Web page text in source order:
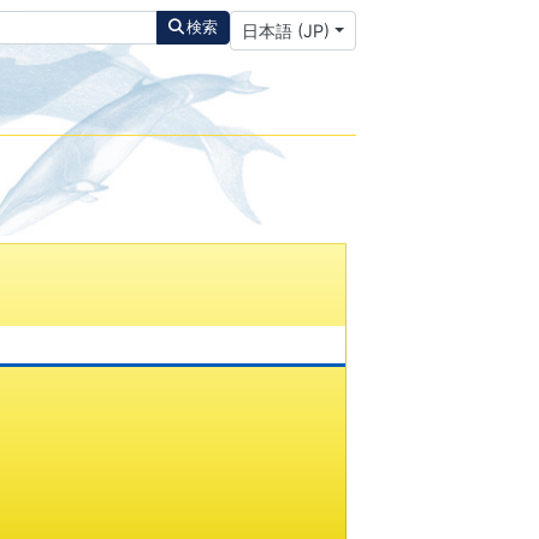
検索 あなたが使う言語を選んでください
日本語 (JP)